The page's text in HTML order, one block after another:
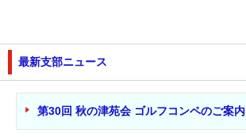
最新支部ニュース
第30回 秋の津苑会 ゴルフコンペのご案内